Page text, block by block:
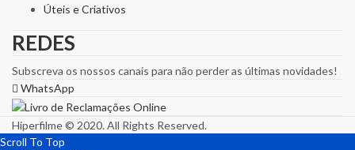
Úteis e Criativos
REDES
Subscreva os nossos canais para não perder as últimas novidades!
WhatsApp
Hiperfilme © 2020. All Rights Reserved.
Scroll To Top